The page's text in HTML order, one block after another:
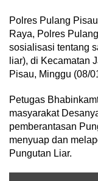
Polres Pulang
Raya, Polres
sosialisasi tentang
liar), di Kecamatan
Pisau, Minggu (08/
Petugas
masyarakat
pemberantasan
menyuap dan
Pungutan Liar.